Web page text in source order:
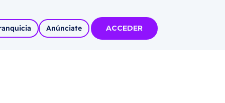
Anúnciate ACCEDER